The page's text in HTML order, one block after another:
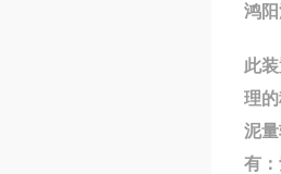
鸿阳
此
理
泥
有